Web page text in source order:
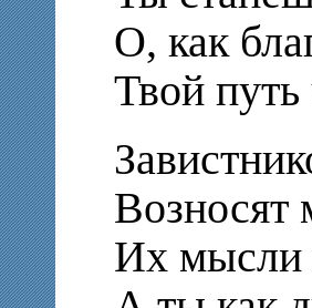
О, как
Твой путь
Возносят
Их мысли